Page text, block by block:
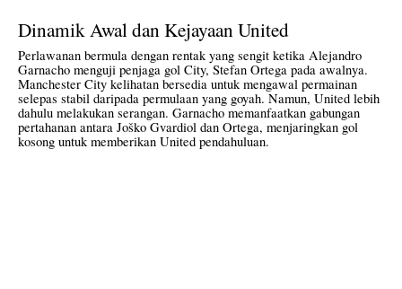
Dinamik Awal dan Kejayaan United
Perlawanan bermula dengan rentak yang sengit ketika Alejandro
Garnacho menguji penjaga gol City, Stefan Ortega pada awalnya.
Manchester City kelihatan bersedia untuk mengawal permainan
selepas stabil daripada permulaan yang goyah. Namun, United lebih
dahulu melakukan serangan. Garnacho memanfaatkan gabungan
pertahanan antara Joško Gvardiol dan Ortega, menjaringkan gol
kosong untuk memberikan United pendahuluan.